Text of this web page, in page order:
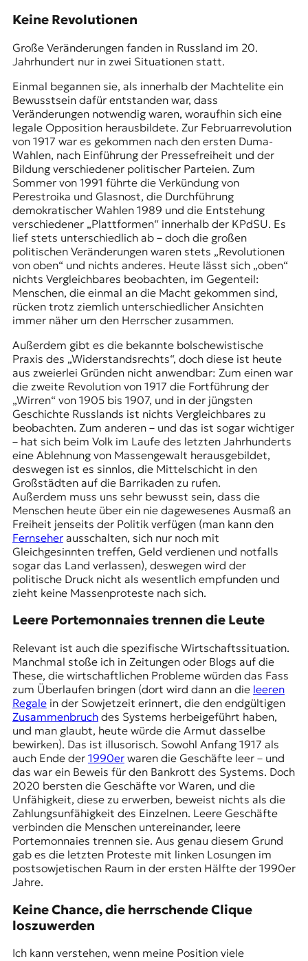
Keine Revolutionen
Große Veränderungen fanden in Russland im 20.
Jahrhundert nur in zwei Situationen statt.
Einmal begannen sie, als innerhalb der Machtelite ein
Bewusstsein dafür entstanden war, dass
Veränderungen notwendig waren, woraufhin sich eine
legale Opposition herausbildete. Zur Februarrevolution
von 1917 war es gekommen nach den ersten Duma-
Wahlen, nach Einführung der Pressefreiheit und der
Bildung verschiedener politischer Parteien. Zum
Sommer von 1991 führte die Verkündung von
Perestroika und Glasnost, die Durchführung
demokratischer Wahlen 1989 und die Entstehung
verschiedener „Plattformen“ innerhalb der KPdSU. Es
lief stets unterschiedlich ab – doch die großen
politischen Veränderungen waren stets „Revolutionen
von oben“ und nichts anderes. Heute lässt sich „oben“
nichts Vergleichbares beobachten, im Gegenteil:
Menschen, die einmal an die Macht gekommen sind,
rücken trotz ziemlich unterschiedlicher Ansichten
immer näher um den Herrscher zusammen.
Außerdem gibt es die bekannte bolschewistische
Praxis des „Widerstandsrechts“, doch diese ist heute
aus zweierlei Gründen nicht anwendbar: Zum einen war
die zweite Revolution von 1917 die Fortführung der
„Wirren“ von 1905bis 1907, und in der jüngsten
Geschichte Russlands ist nichts Vergleichbares zu
beobachten. Zum anderen – und das ist sogar wichtiger
– hat sich beim Volk im Laufe des letzten Jahrhunderts
eine Ablehnung von Massengewalt herausgebildet,
deswegen ist es sinnlos, die Mittelschicht in den
Großstädten auf die Barrikaden zu rufen.
Außerdem muss uns sehr bewusst sein, dass die
Menschen heute über ein nie dagewesenes Ausmaß an
Freiheit jenseits der Politik verfügen (man kann den
Fernseherausschalten, sich nur noch mit
Gleichgesinnten treffen, Geld verdienen und notfalls
sogar das Land verlassen), deswegen wird der
politische Druck nicht als wesentlich empfunden und
zieht keine Massenproteste nach sich.
Leere Portemonnaies trennen die Leute
Relevant ist auch die spezifische Wirtschaftssituation.
Manchmal stoße ich in Zeitungen oder Blogs auf die
These, die wirtschaftlichen Probleme würden das Fass
zum Überlaufen bringen (dort wird dann an die leeren
Regalein der Sowjetzeit erinnert, die den endgültigen
Zusammenbruchdes Systems herbeigeführt haben,
und man glaubt, heute würde die Armut dasselbe
bewirken). Das ist illusorisch. Sowohl Anfang 1917 als
auch Ende der 1990erwaren die Geschäfte leer – und
das war ein Beweis für den Bankrott des Systems. Doch
2020 bersten die Geschäfte vor Waren, und die
Unfähigkeit, diese zu erwerben, beweist nichts als die
Zahlungsunfähigkeit des Einzelnen. Leere Geschäfte
verbinden die Menschen untereinander, leere
Portemonnaies trennen sie. Aus genau diesem Grund
gab es die letzten Proteste mit linken Losungen im
postsowjetischen Raum in der ersten Hälfte der 1990er
Jahre.
Keine Chance, die herrschende Clique
loszuwerden
Ich kann verstehen, wenn meine Position viele